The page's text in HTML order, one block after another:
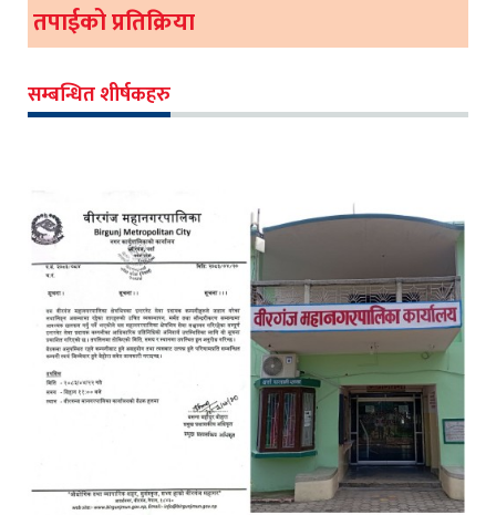
तपाईको प्रतिक्रिया
सम्बन्धित शीर्षकहरु